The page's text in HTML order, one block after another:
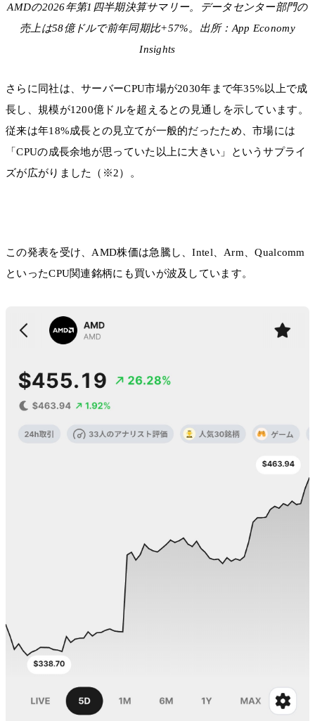
AMDの2026年第1四半期決算サマリー。データセンター部門の
売上は58億ドルで前年同期比+57%。出所：App Economy
Insights
さらに同社は、サーバーCPU市場が2030年まで年35%以上で成
長し、規模が1200億ドルを超えるとの見通しを示しています。
従来は年18%成長との見立てが一般的だったため、市場には
「CPUの成長余地が思っていた以上に大きい」というサプライ
ズが広がりました（※2）。
この発表を受け、AMD株価は急騰し、Intel、Arm、Qualcomm
といったCPU関連銘柄にも買いが波及しています。